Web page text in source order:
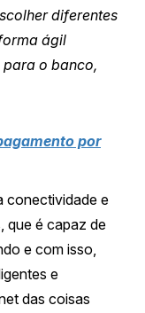
diferentes
ágil
o banco,
por
conectividade e
que é capaz de
e com isso,
e
das coisas